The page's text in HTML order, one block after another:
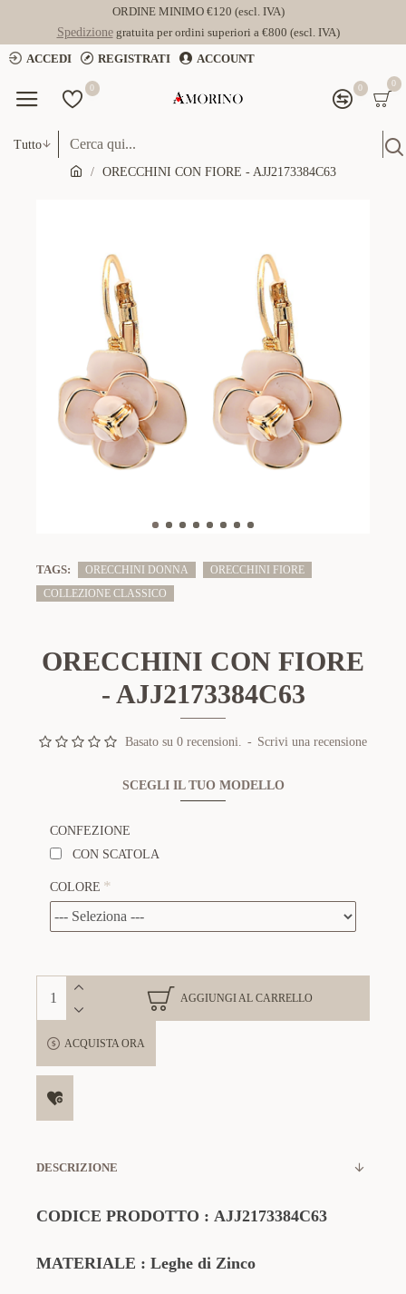
ORDINE MINIMO €120 (escl. IVA)
Spedizionegratuita per ordini superiori a €800 (escl. IVA)
ACCEDI
REGISTRATI ACCOUNT
0 0 0
Tutto
ORECCHINI CON FIORE - AJJ2173384C63
TAGS: ORECCHINI DONNA
ORECCHINI FIORE
COLLEZIONE CLASSICO
ORECCHINI CON FIORE
- AJJ2173384C63
Basato su 0 recensioni. - Scrivi una recensione
SCEGLI IL TUO MODELLO
CONFEZIONE
CON SCATOLA
COLORE
AGGIUNGI AL CARRELLO
ACQUISTA ORA
DESCRIZIONE
CODICE PRODOTTO : AJJ2173384C63
MATERIALE : Leghe di Zinco